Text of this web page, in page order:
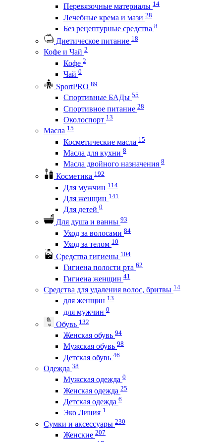
Перевязочные материалы 14
Лечебные крема и мази 28
Без рецептурные средства 8
Диетическое питание 18
Кофе и Чай 2
Кофе 2
Чай 0
SportPRO 89
Спортивные БАДы 55
Спортивное питание 28
Околоспорт 13
Масла 15
Косметические масла 15
Масла для кухни 8
Масла двойного назначения 8
Косметика 192
Для мужчин 114
Для женщин 141
Для детей 0
Для душа и ванны 93
Уход за волосами 84
Уход за телом 10
Средства гигиены 104
Гигиена полости рта 62
Гигиена женщин 41
Средства для удаления волос, бритвы 14
для женщин 13
для мужчин 0
Обувь 132
Женская обувь 94
Мужская обувь 98
Детская обувь 46
Одежда 38
Мужская одежда 0
Женская одежда 25
Детская одежда 6
Эко Линия 1
Сумки и аксессуары 230
Женские 207